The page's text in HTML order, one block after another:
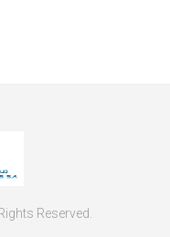
Reserved.